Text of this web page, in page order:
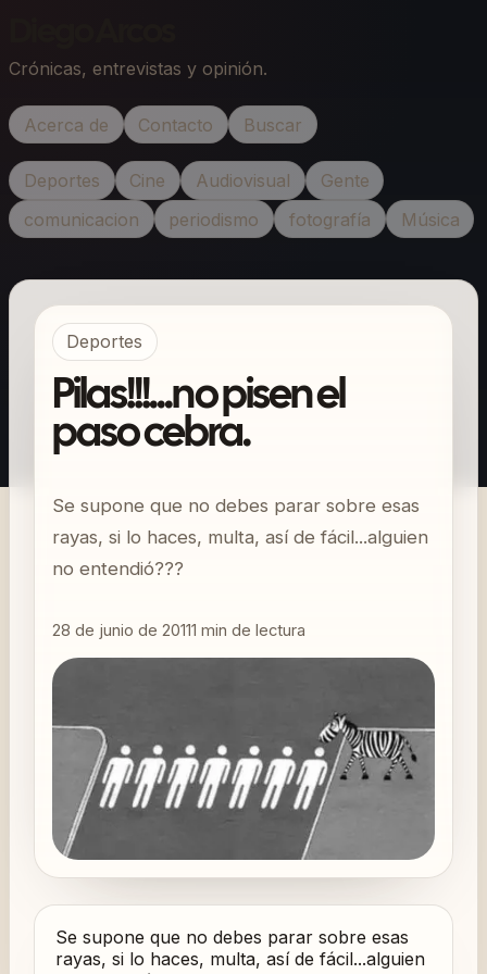
Crónicas, entrevistas y opinión.
Acerca de Contacto Buscar
Deportes Cine Audiovisual
Gente
comunicacion
periodismo fotografía Música
Deportes
Pilas!!!...no pisen el
paso cebra.
Se supone que no debes parar sobre esas
rayas, si lo haces, multa, así de fácil...alguien
no entendió???
28 de junio de 20111 min de lectura
Se supone que no debes parar sobre esas
rayas, si lo haces, multa, así de fácil...alguien